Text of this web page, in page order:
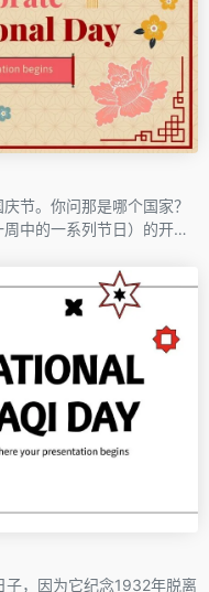
节。你问那是哪个国家？
中的一系列节日）的开
变以及中国的总体情况。
叹不已。”
子，因为它纪念1932年脱离